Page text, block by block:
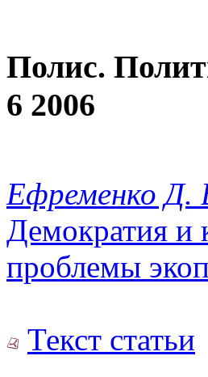
Полис.
6 2006
Ефременко Д.
Демократия и
проблемы
Текст статьи